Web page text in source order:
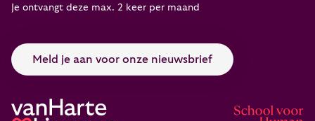
Je ontvangt deze max. 2 keer per maand
Meld je aan voor onze nieuwsbrief